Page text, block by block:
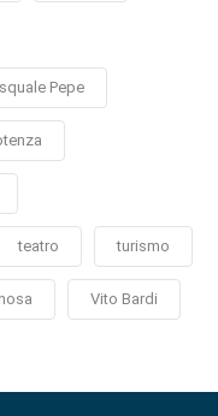
Pepe
teatro turismo
Vito Bardi